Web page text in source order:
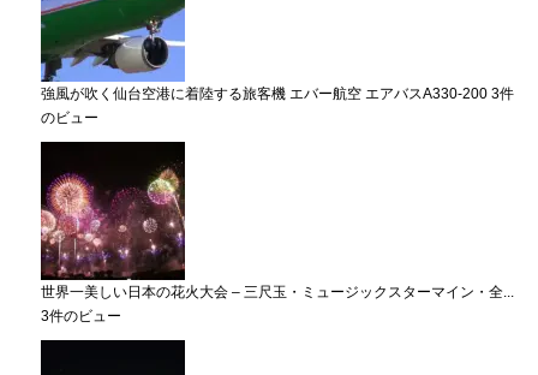
強風が吹く仙台空港に着陸する旅客機 エバー航空 エアバスA330-200 3件
のビュー
世界一美しい日本の花火大会 – 三尺玉・ミュージックスターマイン・全...
3件のビュー